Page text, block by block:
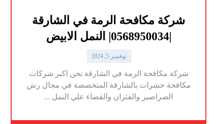
شركة مكافحة الرمة في الشارقة
|0568950034| النمل الابيض
نوفمبر 5, 2024
شركة مكافحة الرمة في الشارقة نحن اكبر شركات
مكافحة حشرات بالشارقة المتخصصة في مجال رش
الصراصير والفئران والقضاء علي النمل ...